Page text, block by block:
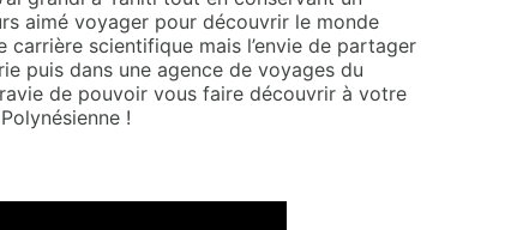
aimé voyager pour découvrir le monde
scientifique mais l’envie de partager
puis dans une agence de voyages du
de pouvoir vous faire découvrir à votre
!